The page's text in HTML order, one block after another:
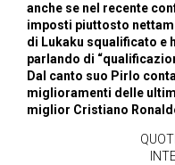
anche se nel recente
imposti piuttosto
di Lukaku squalificato e
parlando di
Dal canto suo Pirlo
miglioramenti delle
miglior Cristiano